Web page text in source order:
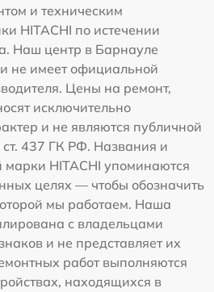
и техническим
HITACHI по истечении
Наш центр в Барнауле
не имеет официальной
Цены на ремонт,
исключительно
и не являются публичной
ст. 437 ГК РФ. Названия и
марки HITACHI упоминаются
целях — чтобы обозначить
мы работаем. Наша
с владельцами
и не представляет их
работ выполняются
находящихся в